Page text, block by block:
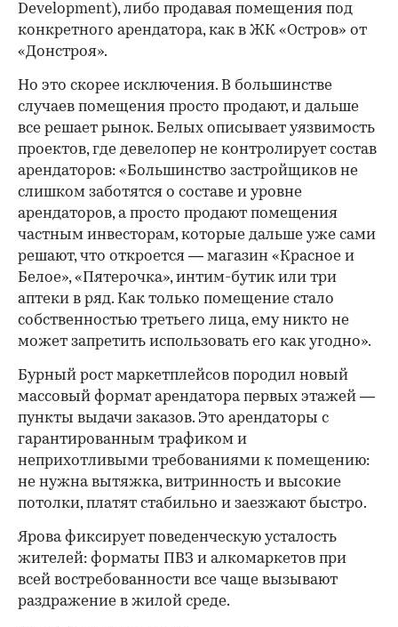
Development), либо продавая помещения под
конкретного арендатора, как в ЖК «Остров» от
«Донстроя».
Но это скорее исключения. В большинстве
случаев помещения просто продают, и дальше
все решает рынок. Белых описывает уязвимость
проектов, где девелопер не контролирует состав
арендаторов: «Большинство застройщиков не
слишком заботятся о составе и уровне
арендаторов, а просто продают помещения
частным инвесторам, которые дальше уже сами
решают, что откроется — магазин «Красное и
Белое», «Пятерочка», интим-бутик или три
аптеки в ряд. Как только помещение стало
собственностью третьего лица, ему никто не
может запретить использовать его как угодно».
Бурный рост маркетплейсов породил новый
массовый формат арендатора первых этажей —
пункты выдачи заказов. Это арендаторы с
гарантированным трафиком и
неприхотливыми требованиями к помещению:
не нужна вытяжка, витринность и высокие
потолки, платят стабильно и заезжают быстро.
Ярова фиксирует поведенческую усталость
жителей: форматы ПВЗ и алкомаркетов при
всей востребованности все чаще вызывают
раздражение в жилой среде.